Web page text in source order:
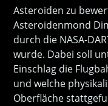
Asteroiden zu
Asteroidenmond
durch die NASA-
wurde. Dabei soll
Einschlag die
und welche
Oberfläche